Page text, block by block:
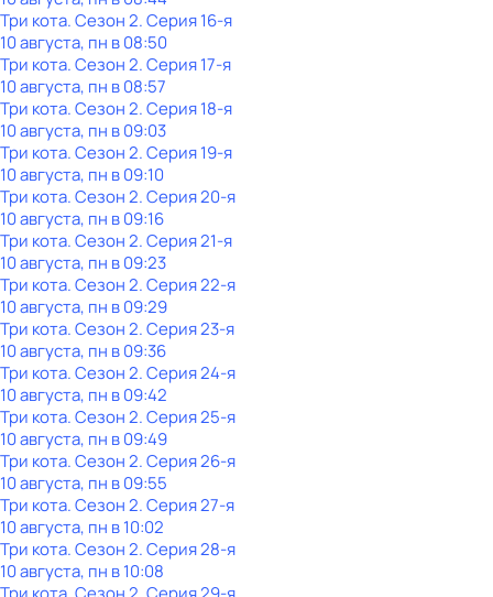
Три кота. Сезон 2. Серия 16-я
10 августа, пн в 08:50
Три кота. Сезон 2. Серия 17-я
10 августа, пн в 08:57
Три кота. Сезон 2. Серия 18-я
10 августа, пн в 09:03
Три кота. Сезон 2. Серия 19-я
10 августа, пн в 09:10
Три кота. Сезон 2. Серия 20-я
10 августа, пн в 09:16
Три кота. Сезон 2. Серия 21-я
10 августа, пн в 09:23
Три кота. Сезон 2. Серия 22-я
10 августа, пн в 09:29
Три кота. Сезон 2. Серия 23-я
10 августа, пн в 09:36
Три кота. Сезон 2. Серия 24-я
10 августа, пн в 09:42
Три кота. Сезон 2. Серия 25-я
10 августа, пн в 09:49
Три кота. Сезон 2. Серия 26-я
10 августа, пн в 09:55
Три кота. Сезон 2. Серия 27-я
10 августа, пн в 10:02
Три кота. Сезон 2. Серия 28-я
10 августа, пн в 10:08